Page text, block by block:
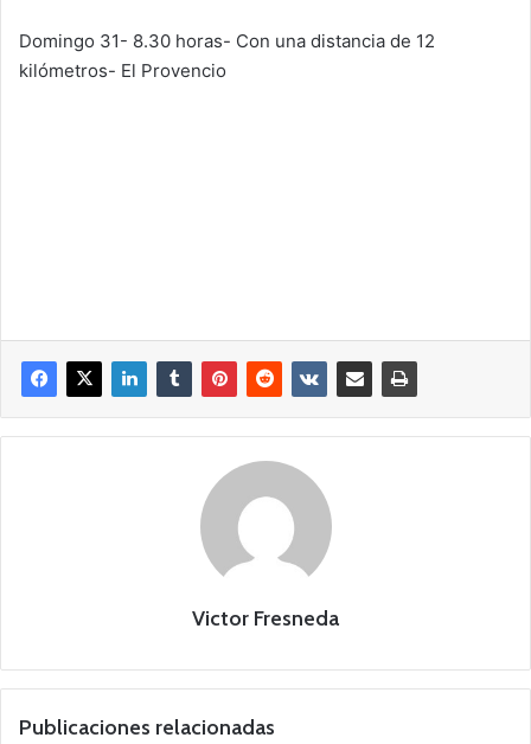
Domingo 31- 8.30 horas- Con una distancia de 12
kilómetros- El Provencio
Victor Fresneda
Publicaciones relacionadas